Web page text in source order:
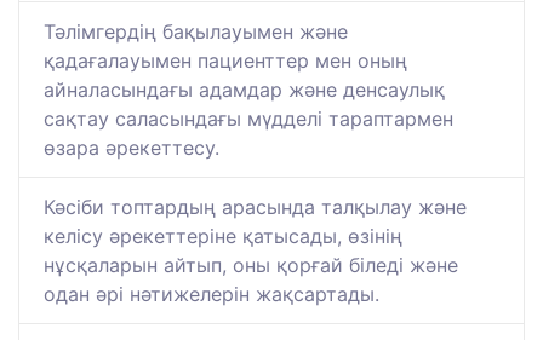
Тәлімгердің бақылауымен және
қадағалауымен пациенттер мен оның
айналасындағы адамдар және денсаулық
сақтау саласындағы мүдделі тараптармен
өзара әрекеттесу.
Кәсіби топтардың арасында талқылау және
келісу әрекеттеріне қатысады, өзінің
нұсқаларын айтып, оны қорғай біледі және
одан әрі нәтижелерін жақсартады.